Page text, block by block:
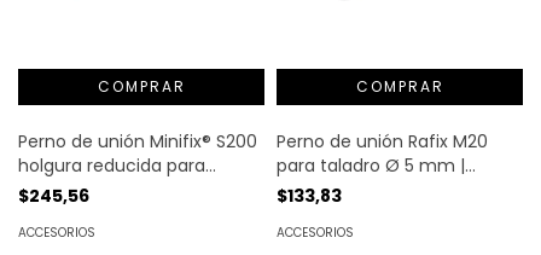
Perno de unión Minifix® S200
holgura reducida para
taladros ? 5 mm | Häfele
$245,56
ACCESORIOS
Perno de unión Rafix M20
para taladro Ø 5 mm |
Häfele
$133,83
ACCESORIOS